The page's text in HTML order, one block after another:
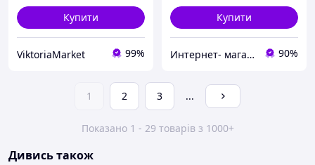
Купити
ViktoriaMarket 99%
Купити
Интернет- магазин "AKB-OK" 90%
1 2 3 ...
Показано 1 - 29 товарів з 1000+
Дивись також